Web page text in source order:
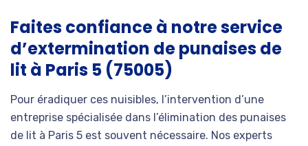
Faites confiance à notre service
d’extermination de punaises de
lit à Paris 5 (75005)
Pour éradiquer ces nuisibles, l’intervention d’une
entreprise spécialisée dans l’élimination des punaises
de lit à Paris 5 est souvent nécessaire. Nos experts